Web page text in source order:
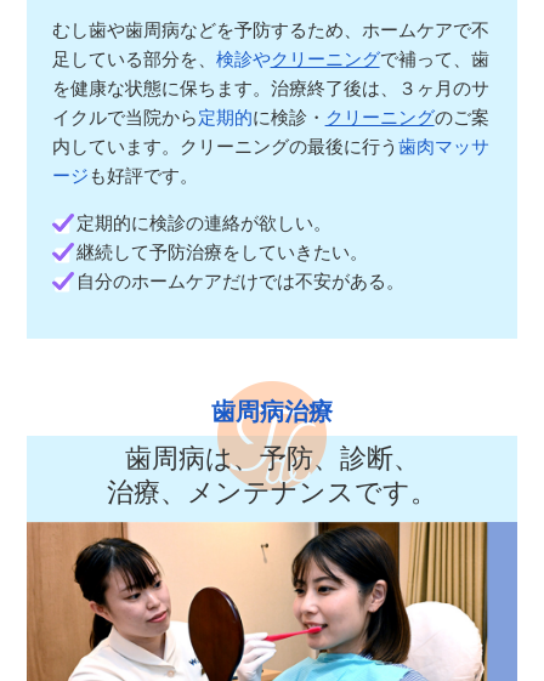
むし歯や歯周病などを予防するため、ホームケアで不
足している部分を、 検診やクリーニングで補って、歯
を健康な状態に保ちます。治療終了後は、３ヶ月のサ
イクルで当院から定期的に検診・ クリーニングのご案
内しています。クリーニングの最後に行う 歯肉マッサ
ージ も好評です。
定期的に検診の連絡が欲しい。
継続して予防治療をしていきたい。
自分のホームケアだけでは不安がある。
歯周病治療
歯周病は、予防、診断、
治療、メンテナンスです。